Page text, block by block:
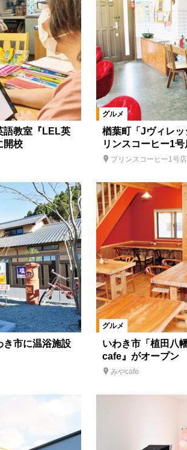
町 矢吹町 山形県 米沢市 昭和村
アジア料理 日本料理 魚料理
肉料理 ステーキ・鉄板焼き 焼肉
レストラン イタリアン ピザ
串焼き・焼き鳥 特産品 和食 創作
ーション ヘアサロン・ネイルサロン 買
産品 アウトドア 温泉 花スポット
フェ ランチ アート 博物館 日帰
語教室『LEL英
開校
グルメ
楢葉町「Jヴィレ
リンスコーヒー1
プリンスコーヒー1号店
き市に温浴施設
グルメ
いわき市「植田八
cafe』がオープン
みやcafe